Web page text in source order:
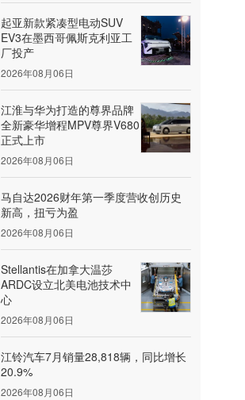
起亚新款紧凑型电动SUV
EV3在墨西哥佩斯克利亚工
厂投产
2026年08月06日
江淮与华为打造的尊界品牌
全新豪华增程MPV尊界V680
正式上市
2026年08月06日
马自达2026财年第一季度营收创历史
新高，扭亏为盈
2026年08月06日
Stellantis在加拿大温莎
ARDC设立北美电池技术中
心
2026年08月06日
江铃汽车7月销量28,818辆，同比增长
20.9%
2026年08月06日